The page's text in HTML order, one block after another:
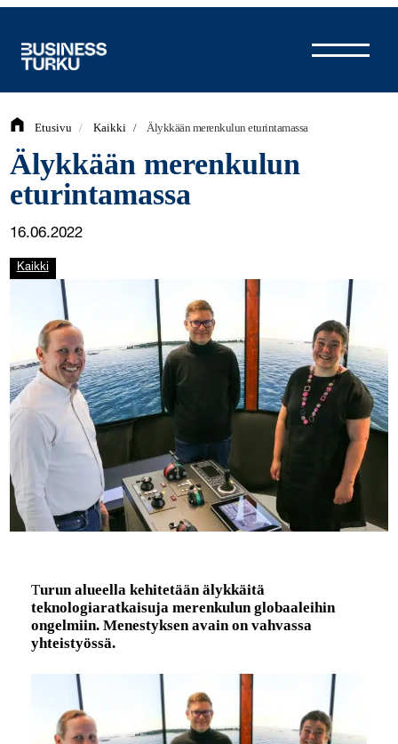
Etusivu / Kaikki / Älykkään merenkulun eturintamassa
Älykkään merenkulun
eturintamassa
16.06.2022
Kaikki
Turun alueella kehitetään älykkäitä
teknologiaratkaisuja merenkulun globaaleihin
ongelmiin. Menestyksen avain on vahvassa
yhteistyössä.